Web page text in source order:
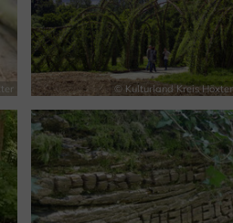
© Kulturland Kreis